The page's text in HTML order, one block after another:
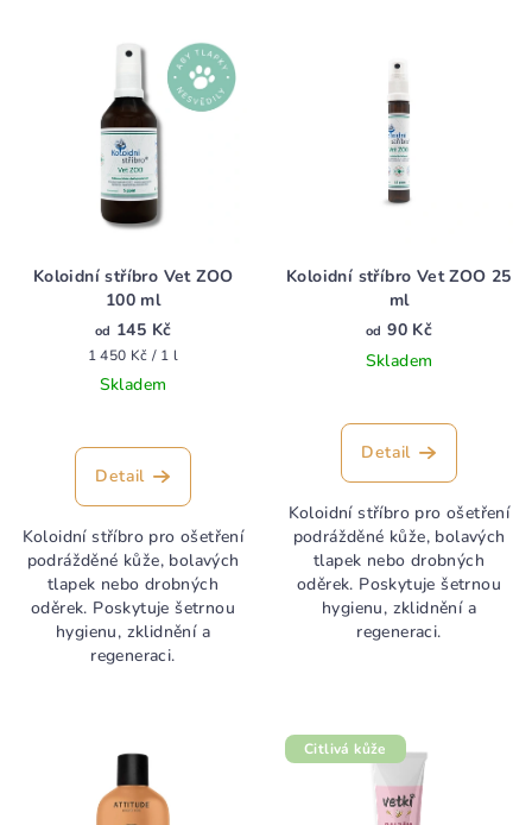
Koloidní stříbro Vet ZOO
100 ml
od 145 Kč
Měrná
cena:
1 450 Kč / 1 l
Skladem
hodnocení
produktu
z
5
hvězdiček.
Detail
Koloidní stříbro pro ošetření
podrážděné kůže, bolavých
tlapek nebo drobných
oděrek. Poskytuje šetrnou
hygienu, zklidnění a
regeneraci.
Koloidní stříbro Vet ZOO 25
ml
od 90 Kč
Skladem
Detail
Koloidní stříbro pro ošetření
podrážděné kůže, bolavých
tlapek nebo drobných
oděrek. Poskytuje šetrnou
hygienu, zklidnění a
regeneraci.
Citlivá kůže